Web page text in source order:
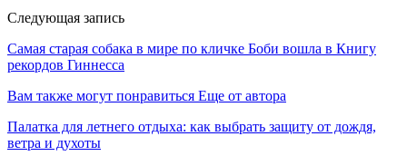
Следующая запись
Самая старая собака в мире по кличке Боби вошла в Книгу
рекордов Гиннесса
Вам также могут понравиться Еще от автора
Палатка для летнего отдыха: как выбрать защиту от дождя,
ветра и духоты